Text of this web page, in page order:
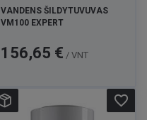
VANDENS ŠILDYTUVUVAS
VM100 EXPERT
Kaina
156,65 € / VNT
favorite_border